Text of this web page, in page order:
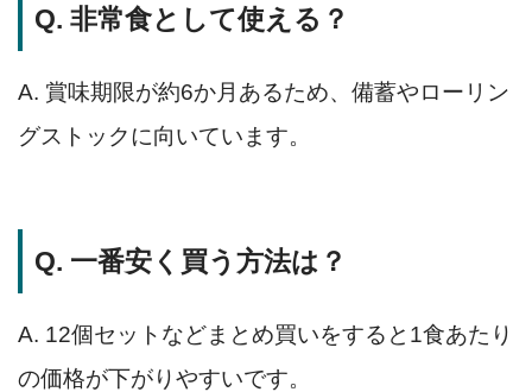
Q. 非常食として使える？
A. 賞味期限が約6か月あるため、備蓄やローリン
グストックに向いています。
Q. 一番安く買う方法は？
A. 12個セットなどまとめ買いをすると1食あたり
の価格が下がりやすいです。